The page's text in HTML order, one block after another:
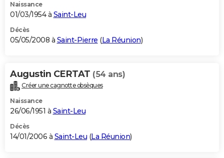
Naissance
01/03/1954 à Saint-Leu
Décès
05/05/2008 à Saint-Pierre (La Réunion)
Augustin CERTAT (54 ans)
Créer une cagnotte obsèques
Naissance
26/06/1951 à Saint-Leu
Décès
14/01/2006 à Saint-Leu (La Réunion)